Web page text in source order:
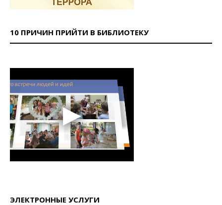
10 ПРИЧИН ПРИЙТИ В БИБЛИОТЕКУ
ЭЛЕКТРОННЫЕ УСЛУГИ